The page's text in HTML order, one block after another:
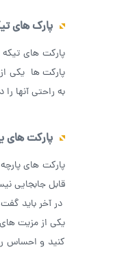
پارک های
پارکت های
پارکت ها یکی
به راحتی آنها را
پارکت های
پارکت های
قابل جابجایی
در آخر باید
یکی از مزیت
کنید و احساس